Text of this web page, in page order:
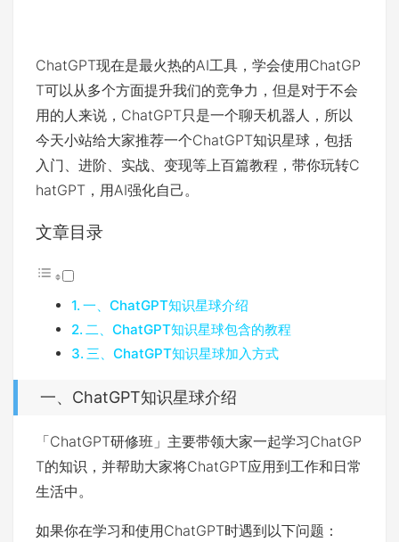
ChatGPT现在是最火热的AI工具，学会使用ChatGP
T可以从多个方面提升我们的竞争力，但是对于不会
用的人来说，ChatGPT只是一个聊天机器人，所以
今天小站给大家推荐一个ChatGPT知识星球，包括
入门、进阶、实战、变现等上百篇教程，带你玩转C
hatGPT，用AI强化自己。
文章目录
一、ChatGPT知识星球介绍
二、ChatGPT知识星球包含的教程
三、ChatGPT知识星球加入方式
一、ChatGPT知识星球介绍
「ChatGPT研修班」主要带领大家一起学习ChatGP
T的知识，并帮助大家将ChatGPT应用到工作和日常
生活中。
如果你在学习和使用ChatGPT时遇到以下问题：